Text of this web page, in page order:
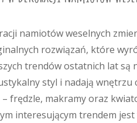
namiotów weselnych
rozwiązań, które
trendów ostatnich lat są
styl i nadają wnętrzu
frędzle, makramy oraz
interesującym trendem